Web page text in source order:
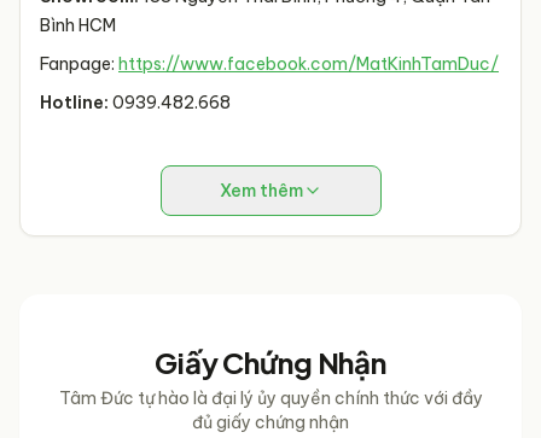
Bình HCM
Fanpage: https://www.facebook.com/MatKinhTamDuc/
Hotline: 0939.482.668
Xem thêm
Giấy Chứng Nhận
Tâm Đức tự hào là đại lý ủy quyền chính thức với đầy
đủ giấy chứng nhận